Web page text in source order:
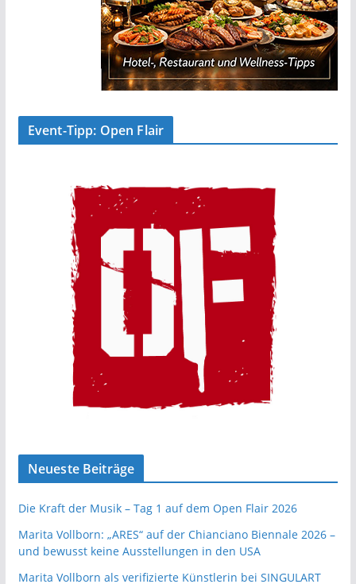
Event-Tipp: Open Flair
Neueste Beiträge
Die Kraft der Musik – Tag 1 auf dem Open Flair 2026
Marita Vollborn: „ARES“ auf der Chianciano Biennale 2026 –
und bewusst keine Ausstellungen in den USA
Marita Vollborn als verifizierte Künstlerin bei SINGULART